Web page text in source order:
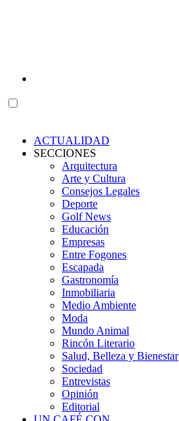
ACTUALIDAD
SECCIONES
Arquitectura
Arte y Cultura
Consejos Legales
Deporte
Golf News
Educación
Empresas
Entre Fogones
Escapada
Gastronomía
Inmobiliaria
Medio Ambiente
Moda
Mundo Animal
Rincón Literario
Salud, Belleza y Bienestar
Sociedad
Entrevistas
Opinión
Editorial